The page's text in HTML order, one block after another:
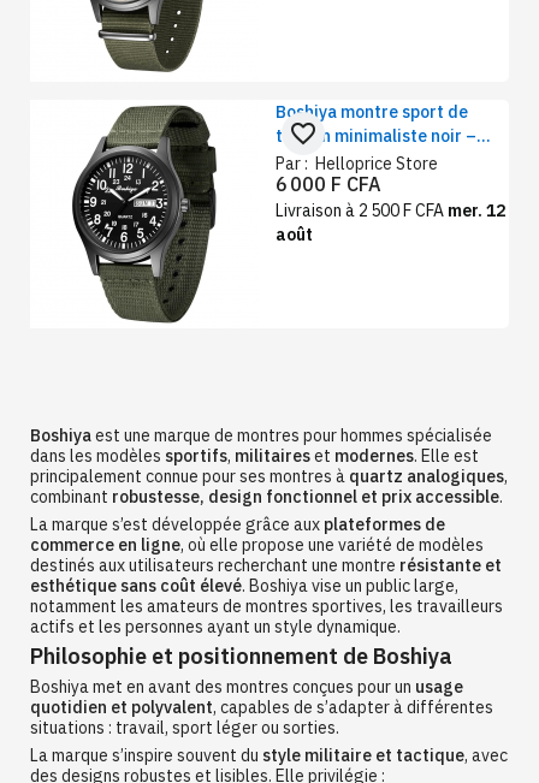
Boshiya montre sport de
terrain minimaliste noir –
affichage jour/date étanche
40 mm, bracelet vert
militaire
Par : Helloprice Store
favorite_border
6 000 F CFA
Livraison à 2 500 F CFA mer. 12
août
Boshiyaest une marque de montres pour hommes spécialisée
dans les modèles sportifs, militaireset modernes. Elle est
principalement connue pour ses montres à quartz analogiques,
combinant robustesse, design fonctionnel et prix accessible.
La marque s’est développée grâce aux plateformes de
commerce en ligne, où elle propose une variété de modèles
destinés aux utilisateurs recherchant une montre résistante et
esthétique sans coût élevé. Boshiya vise un public large,
notamment les amateurs de montres sportives, les travailleurs
actifs et les personnes ayant un style dynamique.
Philosophie et positionnement de Boshiya
Boshiya met en avant des montres conçues pour un usage
quotidien et polyvalent, capables de s’adapter à différentes
situations : travail, sport léger ou sorties.
La marque s’inspire souvent du style militaire et tactique, avec
des designs robustes et lisibles. Elle privilégie :